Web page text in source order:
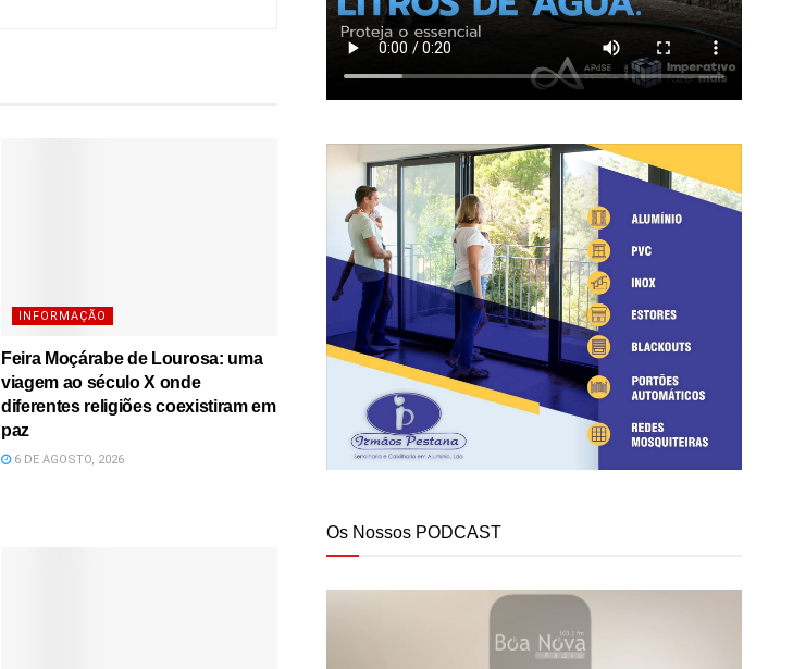
INFORMAÇÃO
Feira Moçárabe de Lourosa: uma
viagem ao século X onde
diferentes religiões coexistiram em
paz
6 DE AGOSTO, 2026
Os Nossos PODCAST